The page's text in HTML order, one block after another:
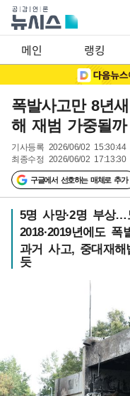
메인 랭킹
폭발사고만 8년
해 재범 가중될까
기사등록 2026/06/02 15:30:44
최종수정 2026/06/02 17:13:30
구글에서 선호하는 매체로 추가
5명 사망·2명 부상
2018·2019년에도
과거 사고, 중대재
듯